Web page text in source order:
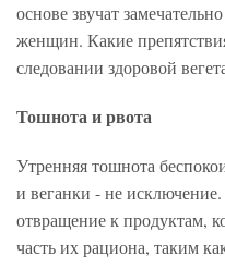
основе звучат
женщин. Какие
следовании здоровой
Тошнота и рвота
Утренняя тошнота
и веганки - не
отвращение к продуктам,
часть их рациона, таким